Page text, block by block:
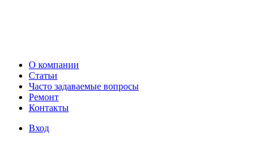
О компании
Статьи
Часто задаваемые вопросы
Ремонт
Контакты
Вход